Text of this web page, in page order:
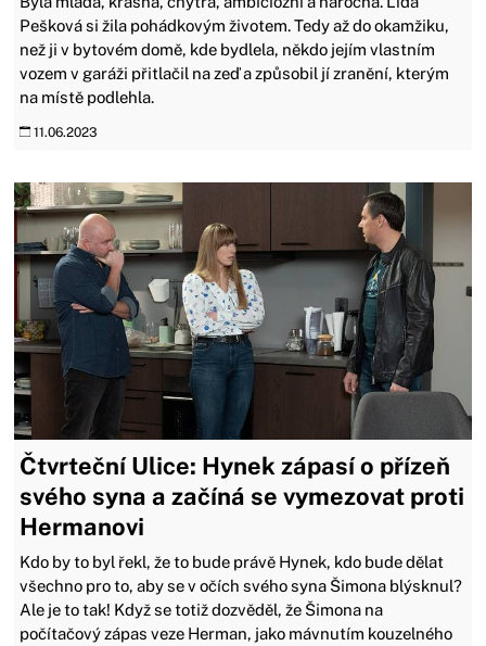
Pešková si žila pohádkovým životem. Tedy až do okamžiku,
než ji v bytovém domě, kde bydlela, někdo jejím vlastním
vozem v garáži přitlačil na zeď a způsobil jí zranění, kterým
na místě podlehla.
11.06.2023
Čtvrteční Ulice: Hynek zápasí o přízeň
svého syna a začíná se vymezovat proti
Hermanovi
Kdo by to byl řekl, že to bude právě Hynek, kdo bude dělat
všechno pro to, aby se v očích svého syna Šimona blýsknul?
Ale je to tak! Když se totiž dozvěděl, že Šimona na
počítačový zápas veze Herman, jako mávnutím kouzelného